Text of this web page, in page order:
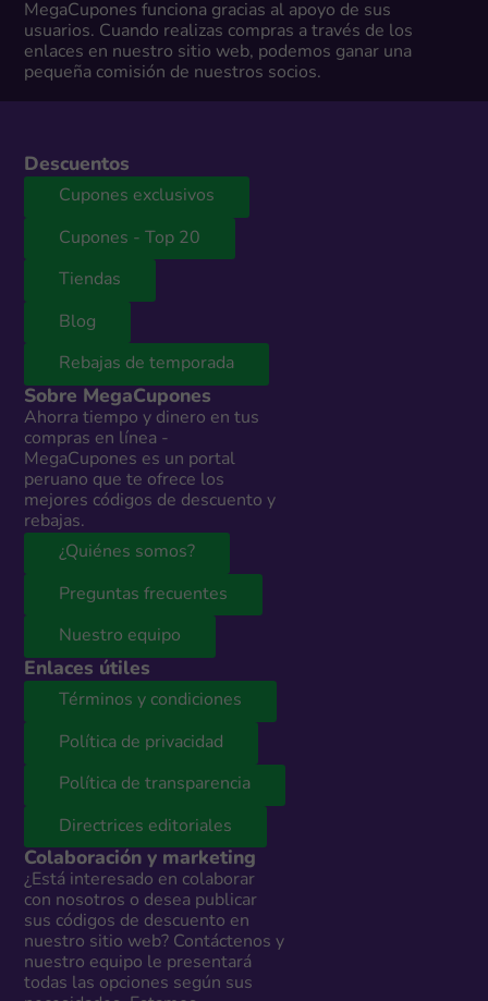
MegaCupones funciona gracias al apoyo de sus
usuarios. Cuando realizas compras a través de los
enlaces en nuestro sitio web, podemos ganar una
pequeña comisión de nuestros socios.
Descuentos
Cupones exclusivos
Cupones - Top 20
Tiendas
Blog
Rebajas de temporada
Sobre MegaCupones
Ahorra tiempo y dinero en tus
compras en línea -
MegaCupones es un portal
peruano que te ofrece los
mejores códigos de descuento y
rebajas.
¿Quiénes somos?
Preguntas frecuentes
Nuestro equipo
Enlaces útiles
Términos y condiciones
Política de privacidad
Política de transparencia
Directrices editoriales
Colaboración y marketing
¿Está interesado en colaborar
con nosotros o desea publicar
sus códigos de descuento en
nuestro sitio web? Contáctenos y
nuestro equipo le presentará
todas las opciones según sus